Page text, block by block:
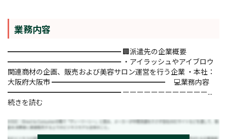
業務内容
━━━━━━━━━━━━━━━━ 🏢派遣先の企業概要
━━━━━━━━━━━━━━━━ ・アイラッシュやアイブロウ
関連商材の企画、販売および美容サロン運営を行う企業 ・本社：
大阪府大阪市 ━━━━━━━━━━━━━━━━ 💻業務内容
━━━━━━━━━━━━━━━━ ーーーーーーーーーーーー...
続きを読む